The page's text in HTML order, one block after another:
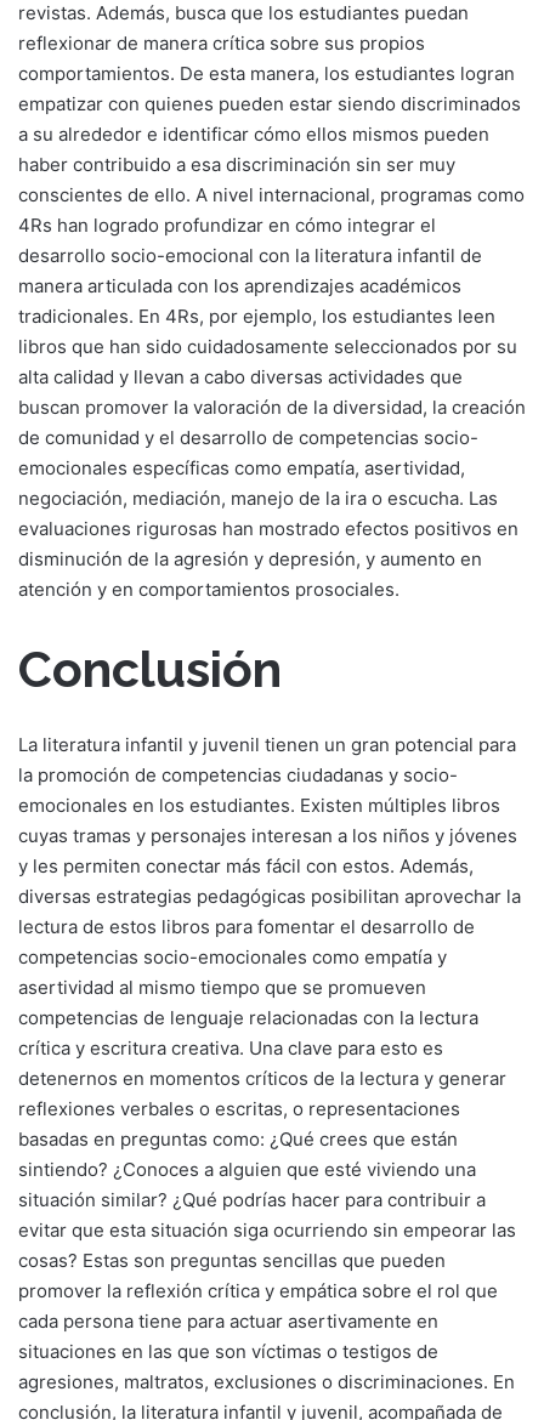
revistas. Además, busca que los estudiantes puedan
reflexionar de manera crítica sobre sus propios
comportamientos. De esta manera, los estudiantes logran
empatizar con quienes pueden estar siendo discriminados
a su alrededor e identificar cómo ellos mismos pueden
haber contribuido a esa discriminación sin ser muy
conscientes de ello. A nivel internacional, programas como
4Rs han logrado profundizar en cómo integrar el
desarrollo socio-emocional con la literatura infantil de
manera articulada con los aprendizajes académicos
tradicionales. En 4Rs, por ejemplo, los estudiantes leen
libros que han sido cuidadosamente seleccionados por su
alta calidad y llevan a cabo diversas actividades que
buscan promover la valoración de la diversidad, la creación
de comunidad y el desarrollo de competencias socio-
emocionales específicas como empatía, asertividad,
negociación, mediación, manejo de la ira o escucha. Las
evaluaciones rigurosas han mostrado efectos positivos en
disminución de la agresión y depresión, y aumento en
atención y en comportamientos prosociales.
Conclusión
La literatura infantil y juvenil tienen un gran potencial para
la promoción de competencias ciudadanas y socio-
emocionales en los estudiantes. Existen múltiples libros
cuyas tramas y personajes interesan a los niños y jóvenes
y les permiten conectar más fácil con estos. Además,
diversas estrategias pedagógicas posibilitan aprovechar la
lectura de estos libros para fomentar el desarrollo de
competencias socio-emocionales como empatía y
asertividad al mismo tiempo que se promueven
competencias de lenguaje relacionadas con la lectura
crítica y escritura creativa. Una clave para esto es
detenernos en momentos críticos de la lectura y generar
reflexiones verbales o escritas, o representaciones
basadas en preguntas como: ¿Qué crees que están
sintiendo? ¿Conoces a alguien que esté viviendo una
situación similar? ¿Qué podrías hacer para contribuir a
evitar que esta situación siga ocurriendo sin empeorar las
cosas? Estas son preguntas sencillas que pueden
promover la reflexión crítica y empática sobre el rol que
cada persona tiene para actuar asertivamente en
situaciones en las que son víctimas o testigos de
agresiones, maltratos, exclusiones o discriminaciones. En
conclusión, la literatura infantil y juvenil, acompañada de